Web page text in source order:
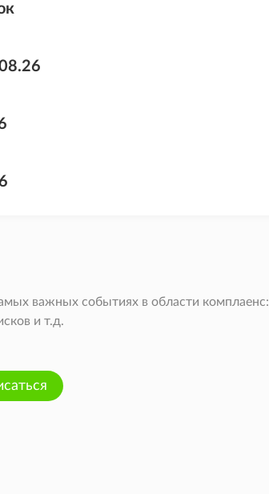
важных событиях в области комплаенс:
и т.д.